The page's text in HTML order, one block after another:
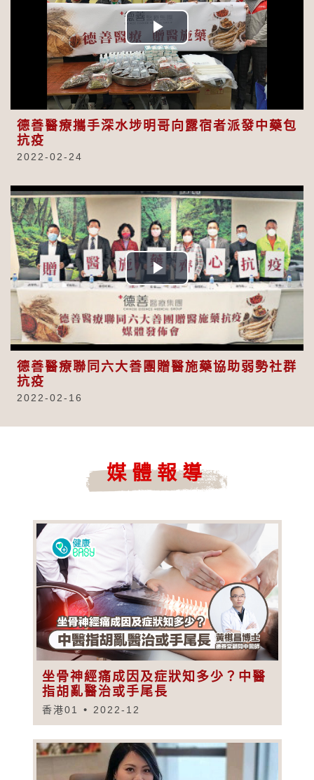
Play
Video
德善醫療攜手深水埗明哥向露宿者派發中藥包
抗疫
2022-02-24
Play
Video
德善醫療聯同六大善團贈醫施藥協助弱勢社群
抗疫
2022-02-16
媒體報導
坐骨神經痛成因及症狀知多少？中醫
指胡亂醫治或手尾長
香港01 2022-12